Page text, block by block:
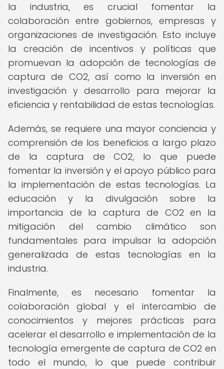
la industria, es crucial fomentar la
colaboración entre gobiernos, empresas y
organizaciones de investigación. Esto incluye
la creación de incentivos y políticas que
promuevan la adopción de tecnologías de
captura de CO2, así como la inversión en
investigación y desarrollo para mejorar la
eficiencia y rentabilidad de estas tecnologías.
Además, se requiere una mayor conciencia y
comprensión de los beneficios a largo plazo
de la captura de CO2, lo que puede
fomentar la inversión y el apoyo público para
la implementación de estas tecnologías. La
educación y la divulgación sobre la
importancia de la captura de CO2 en la
mitigación del cambio climático son
fundamentales para impulsar la adopción
generalizada de estas tecnologías en la
industria.
Finalmente, es necesario fomentar la
colaboración global y el intercambio de
conocimientos y mejores prácticas para
acelerar el desarrollo e implementación de la
tecnología emergente de captura de CO2 en
todo el mundo, lo que puede contribuir